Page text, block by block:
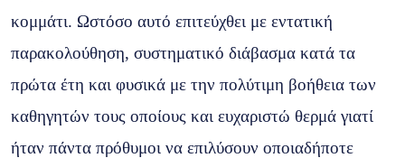
κομμάτι. Ωστόσο αυτό επιτεύχθει με εντατική
παρακολούθηση, συστηματικό διάβασμα κατά τα
πρώτα έτη και φυσικά με την πολύτιμη βοήθεια των
καθηγητών τους οποίους και ευχαριστώ θερμά γιατί
ήταν πάντα πρόθυμοι να επιλύσουν οποιαδήποτε